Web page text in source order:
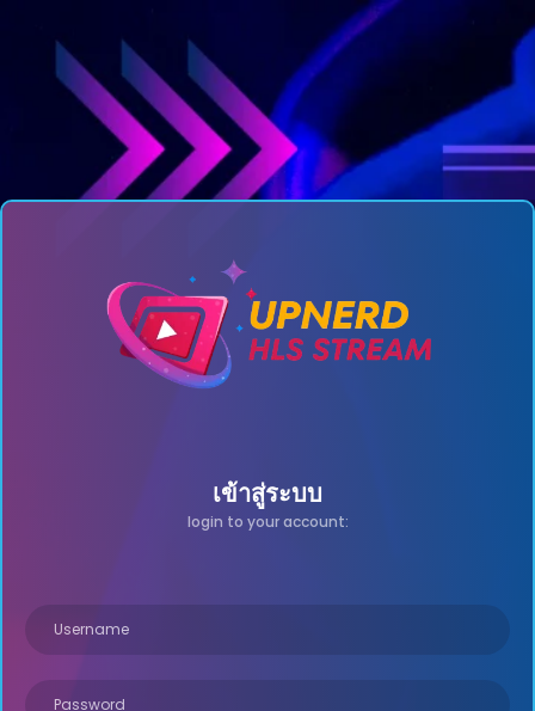
เข้าสู่ระบบ
login to your account: